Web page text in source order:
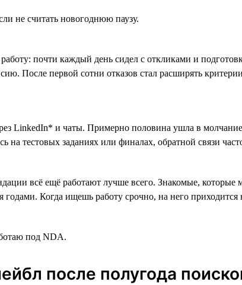
не считать новогоднюю паузу.
почти каждый день сидел с откликами и
После первой сотни отказов стал расширять
LinkedIn* и чаты. Примерно половина ушла в
тестовых заданиях или финалах, обратной связи
всё ещё работают лучше всего. Знакомые, которые
Когда ищешь работу срочно, на него приходится
под NDA.
после полугода